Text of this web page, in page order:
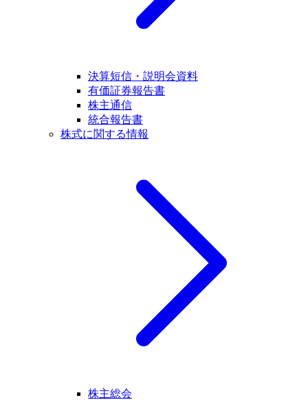
決算短信・説明会資料
有価証券報告書
株主通信
統合報告書
株式に関する情報
株主総会